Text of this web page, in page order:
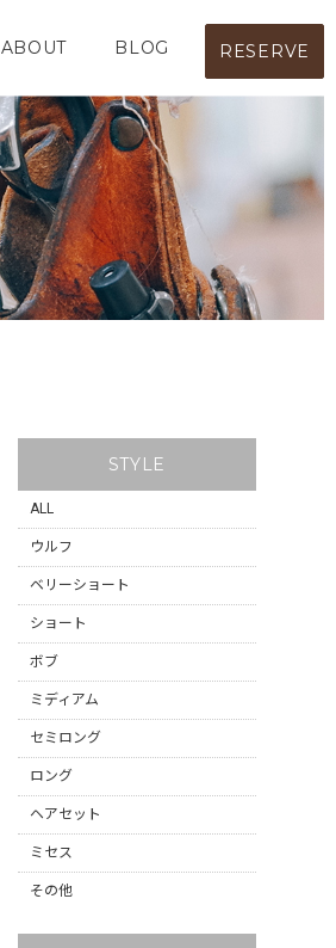
ABOUT BLOG RESERVE
STYLE
ALL
ウルフ
ベリーショート
ショート
ボブ
ミディアム
セミロング
ロング
ヘアセット
ミセス
その他